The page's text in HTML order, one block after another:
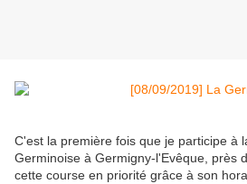
C'est la première fois que je participe à
Germinoise à Germigny-l'Evêque, près
cette course en priorité grâce à son